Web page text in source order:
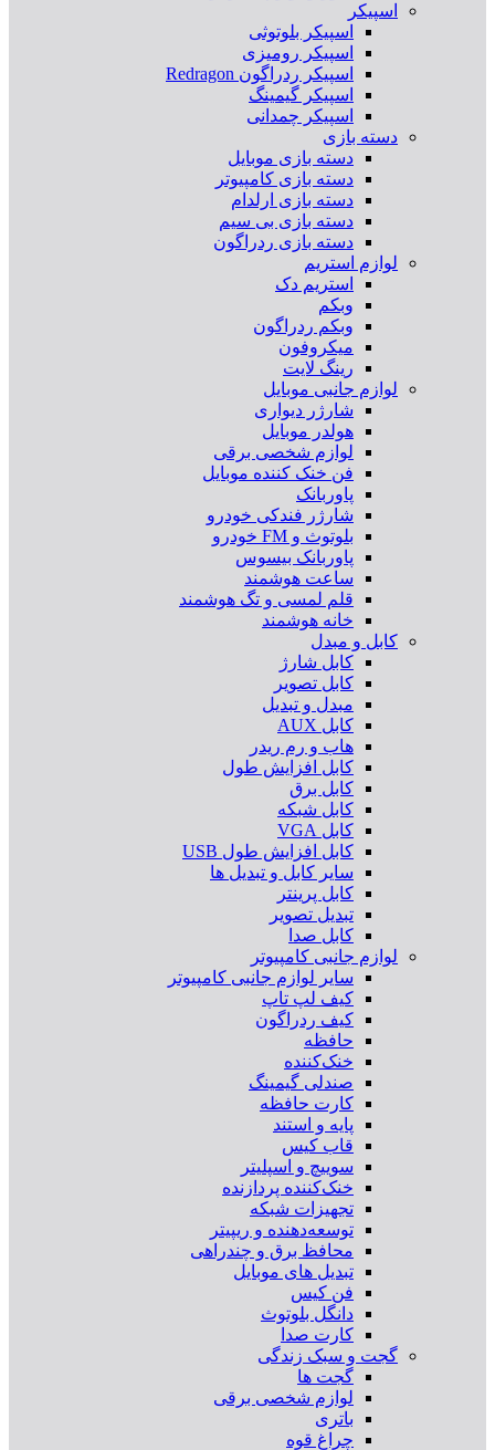
اسپیکر
اسپیکر بلوتوثی
اسپیکر رومیزی
اسپیکر ردراگون Redragon
اسپیکر گیمینگ
اسپیکر چمدانی
دسته بازی
دسته بازی موبایل
دسته بازی کامپیوتر
دسته بازی ارلدام
دسته بازی بی سیم
دسته بازی ردراگون
لوازم استریم
استریم دک
وبکم
وبکم ردراگون
میکروفون
رینگ لایت
لوازم جانبی موبایل
شارژر دیواری
هولدر موبایل
لوازم شخصی برقی
فن خنک کننده موبایل
پاوربانک
شارژر فندکی خودرو
بلوتوث و FM خودرو
پاوربانک بیسوس
ساعت هوشمند
قلم لمسی و تگ هوشمند
خانه هوشمند
کابل و مبدل
کابل شارژ
کابل تصویر
مبدل و تبدیل
کابل AUX
هاب و رم ریدر
کابل افزایش طول
کابل برق
کابل شبکه
کابل VGA
کابل افزایش طول USB
سایر کابل و تبدیل ها
کابل پرینتر
تبدیل تصویر
کابل صدا
لوازم جانبی کامپیوتر
سایر لوازم جانبی کامپیوتر
کیف لپ تاپ
کیف ردراگون
حافظه
خنک‌کننده
صندلی گیمینگ
کارت حافظه
پایه و استند
قاب کیس
سوییچ و اسپلیتر
خنک‌کننده پردازنده
تجهیزات شبکه
توسعه‌دهنده و ریپیتر
محافظ برق و چندراهی
تبدیل های موبایل
فن کیس
دانگل بلوتوث
کارت صدا
گجت و سبک زندگی
گجت ها
لوازم شخصی برقی
باتری
چراغ قوه